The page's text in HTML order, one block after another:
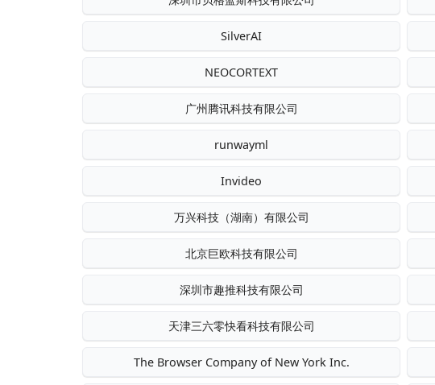
SilverAI
NEOCORTEXT
广州腾讯科技有限公司
runwayml
Invideo
万兴科技（湖南）有限公司
北京巨欧科技有限公司
深圳市趣推科技有限公司
天津三六零快看科技有限公司
The Browser Company of New York Inc.